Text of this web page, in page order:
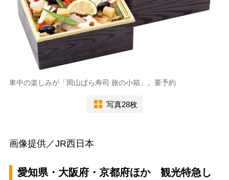
車中の楽しみが「岡山ばら寿司 旅の小箱」。要予約
写真28枚
画像提供／JR西日本
愛知県・大阪府・京都府ほか 観光特急し